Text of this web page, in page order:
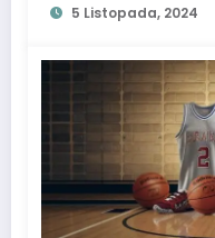
5 Listopada, 2024